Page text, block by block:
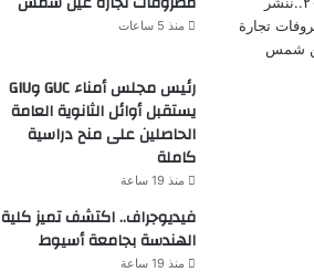
منذ 5 ساعات
رئيس مجلس أمناء GUC وGIU
يستقبل أوائل الثانوية العامة
الحاصلين على منح دراسية
كاملة
منذ 19 ساعة
فيديوجراف.. اكتشف تميز كلية
الهندسة بجامعة أسيوط
منذ 19 ساعة